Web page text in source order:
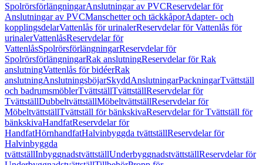
SpolrörsförlängningarAnslutningar av PVCReservdelar för
Anslutningar av PVCManschetter och täckkåporAdapter- och
kopplingsdelarVattenlås för urinalerReservdelar för Vattenlås för
urinalerVattenlåsReservdelar för
VattenlåsSpolrörsförlängningarReservdelar för
SpolrörsförlängningarRak anslutningReservdelar för Rak
anslutningVattenlås för bidéerRak
anslutningAnslutningsböjarSkyddAnslutningarPackningarTvättställ
och badrumsmöblerTvättställTvättställReservdelar för
TvättställDubbeltvättställMöbeltvättställReservdelar för
MöbeltvättställTvättställ för bänkskivaReservdelar för Tvättställ för
bänkskivaHandfatReservdelar för
HandfatHörnhandfatHalvinbyggda tvättställReservdelar för
Halvinbyggda
tvättställInbyggnadstvättställUnderbyggnadstvättställReservdelar för